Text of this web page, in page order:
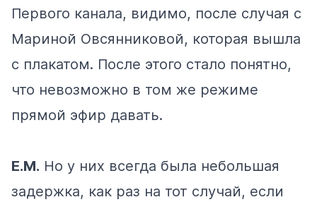
Первого канала, видимо, после случая с
Мариной Овсянниковой, которая вышла
с плакатом. После этого стало понятно,
что невозможно в том же режиме
прямой эфир давать.
Е.М. Но у них всегда была небольшая
задержка, как раз на тот случай, если